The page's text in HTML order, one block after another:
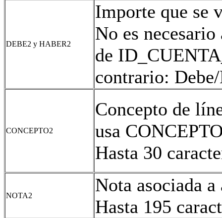
DEBE2 y HABER2
Importe que se
No es
de
contrario:
CONCEPTO2
Concepto de
usa
Hasta 30
NOTA2
Nota asociada a
Hasta 195